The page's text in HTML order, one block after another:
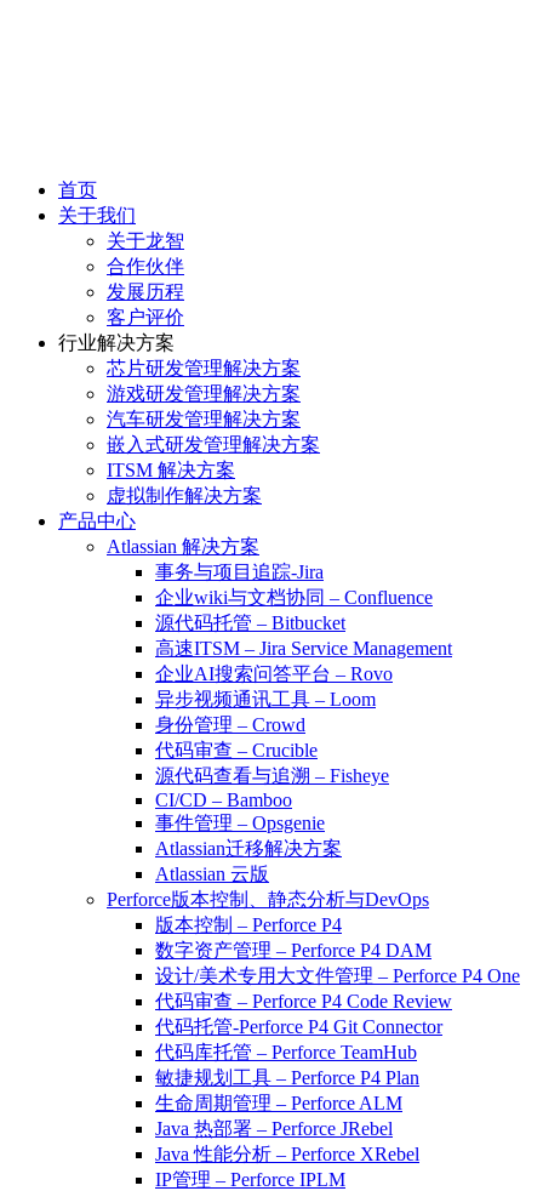
首页
关于我们
关于龙智
合作伙伴
发展历程
客户评价
行业解决方案
芯片研发管理解决方案
游戏研发管理解决方案
汽车研发管理解决方案
嵌入式研发管理解决方案
ITSM 解决方案
虚拟制作解决方案
产品中心
Atlassian 解决方案
事务与项目追踪-Jira
企业wiki与文档协同 – Confluence
源代码托管 – Bitbucket
高速ITSM – Jira Service Management
企业AI搜索问答平台 – Rovo
异步视频通讯工具 – Loom
身份管理 – Crowd
代码审查 – Crucible
源代码查看与追溯 – Fisheye
CI/CD – Bamboo
事件管理 – Opsgenie
Atlassian迁移解决方案
Atlassian 云版
Perforce版本控制、静态分析与DevOps
版本控制 – Perforce P4
数字资产管理 – Perforce P4 DAM
设计/美术专用大文件管理 – Perforce P4 One
代码审查 – Perforce P4 Code Review
代码托管-Perforce P4 Git Connector
代码库托管 – Perforce TeamHub
敏捷规划工具 – Perforce P4 Plan
生命周期管理 – Perforce ALM
Java 热部署 – Perforce JRebel
Java 性能分析 – Perforce XRebel
IP管理 – Perforce IPLM